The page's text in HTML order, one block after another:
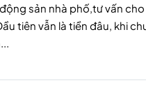
sản nhà phố,tư vấn cho
tiên vẫn là tiền đâu, khi